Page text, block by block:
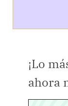
¡Lo
ahora